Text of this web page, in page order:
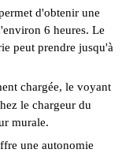
d'obtenir une
6 heures. Le
peut prendre jusqu'à
chargée, le voyant
le chargeur du
murale.
une autonomie